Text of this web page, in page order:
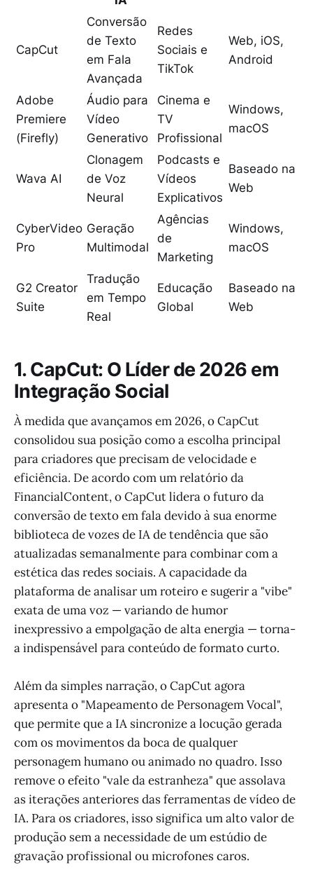
CapCut
Conversão
de Texto
em Fala
Avançada
Redes
Sociais e
TikTok
Web, iOS,
Android
Adobe
Premiere
(Firefly)
Áudio para
Vídeo
Generativo
Cinema e
TV
Profissional
Windows,
macOS
Wava AI
Clonagem
de Voz
Neural
Podcasts e
Vídeos
Explicativos
Baseado na
Web
CyberVideo
Pro
Geração
Multimodal
Agências
de
Marketing
Windows,
macOS
G2 Creator
Suite
Tradução
em Tempo
Real
Educação
Global
Baseado na
Web
1. CapCut: O Líder de 2026 em
Integração Social
À medida que avançamos em 2026, o CapCut
consolidou sua posição como a escolha principal
para criadores que precisam de velocidade e
eficiência. De acordo com um relatório da
FinancialContent, o CapCut lidera o futuro da
conversão de texto em fala devido à sua enorme
biblioteca de vozes de IA de tendência que são
atualizadas semanalmente para combinar com a
estética das redes sociais. A capacidade da
plataforma de analisar um roteiro e sugerir a "vibe"
exata de uma voz — variando de humor
inexpressivo a empolgação de alta energia — torna-
a indispensável para conteúdo de formato curto.
Além da simples narração, o CapCut agora
apresenta o "Mapeamento de Personagem Vocal",
que permite que a IA sincronize a locução gerada
com os movimentos da boca de qualquer
personagem humano ou animado no quadro. Isso
remove o efeito "vale da estranheza" que assolava
as iterações anteriores das ferramentas de vídeo de
IA. Para os criadores, isso significa um alto valor de
produção sem a necessidade de um estúdio de
gravação profissional ou microfones caros.